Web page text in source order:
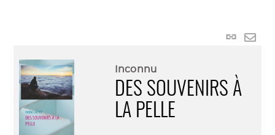
Lien
Inconnu
DES SOUVENIRS À
LA PELLE